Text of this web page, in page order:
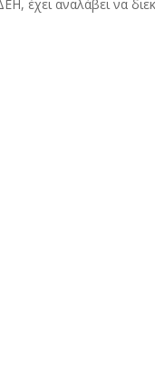
έχει αναλάβει να